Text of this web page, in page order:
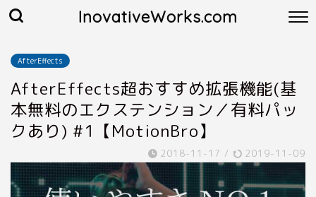
InovativeWorks.com
AfterEffects
AfterEffects超おすすめ拡張機能(基
本無料のエクステンション／有料パッ
クあり) #1【MotionBro】
2018-11-17 / 2019-11-09